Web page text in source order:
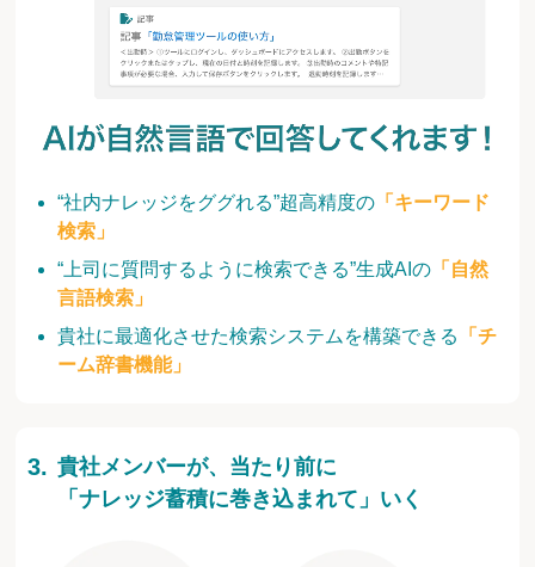
“社内ナレッジをググれる”超高精度の 「キーワード
検索」
“上司に質問するように検索できる”生成AIの 「自然
言語検索」
貴社に最適化させた検索システムを構築できる
「チ
ーム辞書機能」
貴社メンバーが、当たり前に
「ナレッジ蓄積に巻き込まれて」いく